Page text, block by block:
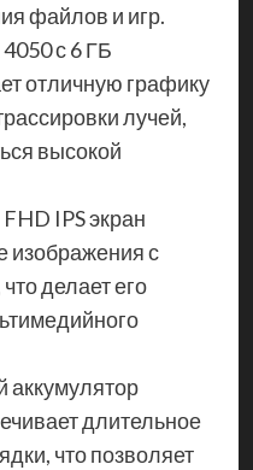
файлов и игр.
с 6 ГБ
отличную графику
лучей,
высокой
IPS экран
изображения с
делает его
аккумулятор
длительное
что позволяет